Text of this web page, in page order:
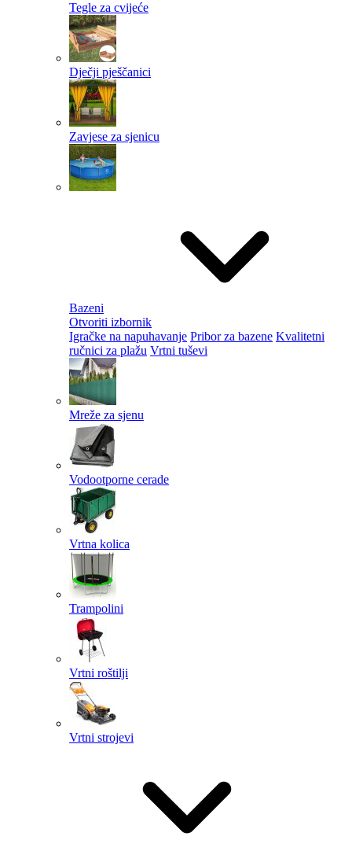
Tegle za cvijeće
Dječji pješčanici
Zavjese za sjenicu
Bazeni
Otvoriti izbornik
Igračke na napuhavanje Pribor za bazene Kvalitetni
ručnici za plažu Vrtni tuševi
Mreže za sjenu
Vodootporne cerade
Vrtna kolica
Trampolini
Vrtni roštilji
Vrtni strojevi